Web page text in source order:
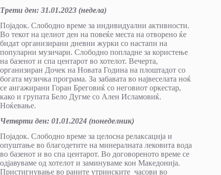
Трети ден: 31.01.2023 (недела)
Појадок. Слободно време за индивидуални активности.
Во текот на целиот ден на повеќе места на отворено ќе
бидат организирани дневни журки со настапи на
популарни музичари. Слободно попладне за користење
на базенот и спа центарот во хотелот. Вечерта,
организиран Дочек на Новата Година на плоштадот со
богата музичка програма. За забавата во највеселата ноќ
се ангажирани Горан Бреговиќ со неговиот оркестар,
како и групата Бело Дугме со Ален Исламовиќ.
Ноќевање.
Четврти ден: 01.01.2024 (понеделник)
Појадок. Слободно време за целосна релаксација и
опуштање во благодетите на минералната лековита вода
во базенот и во спа центарот. Во договореното време се
одјавуваме од хотелот и заминуваме кон Македонија.
Пристигнување во раните утринските часови во